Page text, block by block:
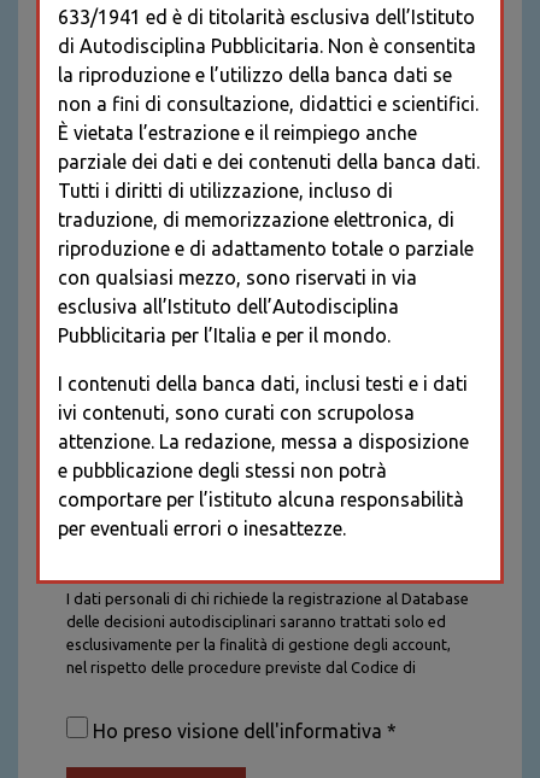
REGISTRATI
* I CAMPI CONTRASSEGNATI SONO
OBBLIGATORI
I dati personali di chi richiede la registrazione al Database
delle decisioni autodisciplinari saranno trattati solo ed
esclusivamente per la finalità di gestione degli account,
nel rispetto delle procedure previste dal Codice di
saranno trattati con tutte le cautele richieste dalla legge e
saranno conservati per la durata stabilita caso per caso
Ho preso visione dell'informativa *
633/1941 ed è di titolarità esclusiva dell’Istituto
di Autodisciplina Pubblicitaria. Non è consentita
la riproduzione e l’utilizzo della banca dati se
non a fini di consultazione, didattici e scientifici.
È vietata l’estrazione e il reimpiego anche
parziale dei dati e dei contenuti della banca dati.
Tutti i diritti di utilizzazione, incluso di
traduzione, di memorizzazione elettronica, di
riproduzione e di adattamento totale o parziale
con qualsiasi mezzo, sono riservati in via
esclusiva all’Istituto dell’Autodisciplina
Pubblicitaria per l’Italia e per il mondo.
I contenuti della banca dati, inclusi testi e i dati
ivi contenuti, sono curati con scrupolosa
attenzione. La redazione, messa a disposizione
e pubblicazione degli stessi non potrà
comportare per l’istituto alcuna responsabilità
per eventuali errori o inesattezze.